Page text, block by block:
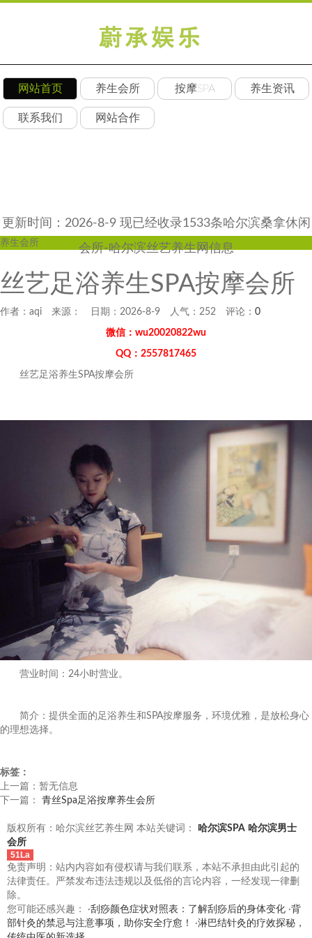
网站首页 养生会所 按摩SPA 养生资讯
联系我们 网站合作
更新时间：2026-8-9 现已经收录1533条哈尔滨桑拿休闲
会所-哈尔滨丝艺养生网信息
养生会所
丝艺足浴养生SPA按摩会所
作者：aqi 来源： 日期：2026-8-9 人气： 252 评论： 0
微信：wu20020822wu
QQ：2557817465
丝艺足浴养生SPA按摩会所
营业时间：24小时营业。
简介：提供全面的足浴养生和SPA按摩服务，环境优雅，是放松身心
的理想选择。
标签：
上一篇：暂无信息
下一篇： 青丝Spa足浴按摩养生会所
版权所有：哈尔滨丝艺养生网 本站关键词： 哈尔滨SPA 哈尔滨男士
会所
51La
免责声明：站内内容如有侵权请与我们联系，本站不承担由此引起的
法律责任。严禁发布违法违规以及低俗的言论内容，一经发现一律删
除。
您可能还感兴趣： ·刮痧颜色症状对照表：了解刮痧后的身体变化 ·背
部针灸的禁忌与注意事项，助你安全疗愈！
·淋巴结针灸的疗效探秘，